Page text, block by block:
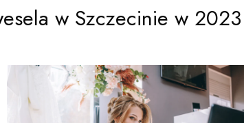
w Szczecinie w 2023